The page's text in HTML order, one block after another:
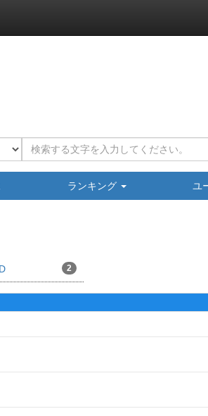
ランキング ユ
2